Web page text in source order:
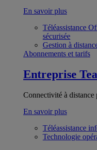
En savoir plus
Téléassistance
sécurisée
Gestion à
Abonnements et tarifs
Entreprise
Connectivité à distance
En savoir plus
Téléassistance
Technologie